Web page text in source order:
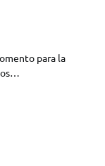
para la